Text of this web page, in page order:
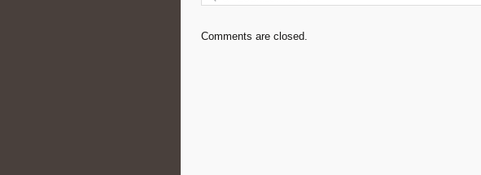
Comments are closed.